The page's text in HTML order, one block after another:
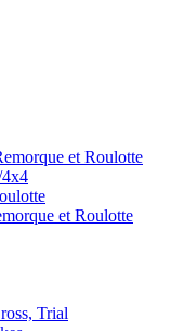
et Roulotte
et Roulotte
Trial